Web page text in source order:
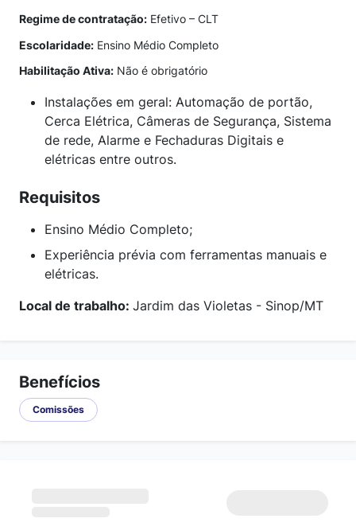
Regime de contratação: Efetivo – CLT
Escolaridade: Ensino Médio Completo
Habilitação Ativa: Não é obrigatório
Instalações em geral: Automação de portão,
Cerca Elétrica, Câmeras de Segurança, Sistema
de rede, Alarme e Fechaduras Digitais e
elétricas entre outros.
Requisitos
Ensino Médio Completo;
Experiência prévia com ferramentas manuais e
elétricas.
Local de trabalho: Jardim das Violetas - Sinop/MT
Benefícios
Comissões